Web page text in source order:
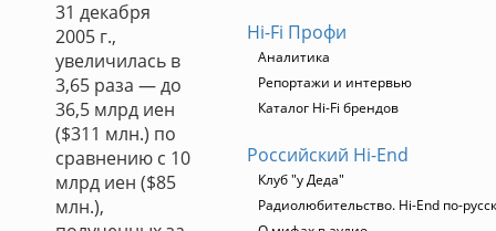
31 декабря
2005 г.,
увеличилась в
3,65 раза — до
36,5 млрд иен
($311 млн.) по
сравнению с 10
млрд иен ($85
млн.),
Hi-Fi Профи
Аналитика
Репортажи и интервью
Каталог Hi-Fi брендов
Российский Hi-End
Клуб "у Деда"
Радиолюбительство. Hi-End по-